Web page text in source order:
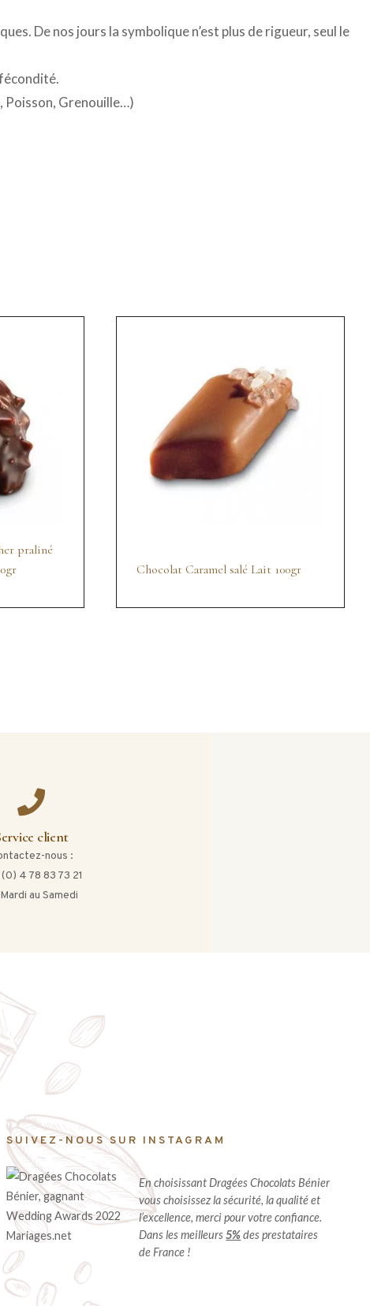
De nos jours la symbolique n’est plus de rigueur, seul le
Poisson, Grenouille…)
praliné
Chocolat Caramel salé Lait 100gr
client
nous :
4 78 83 73 21
au Samedi
SUIVEZ-NOUS SUR INSTAGRAM
En choisissant Dragées Chocolats Bénier
vous choisissez la sécurité, la qualité et
l’excellence, merci pour votre confiance.
Dans les meilleurs5%des prestataires
de France !